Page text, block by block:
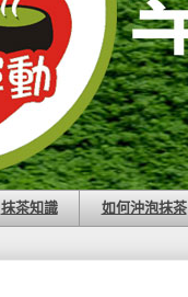
抹茶知識 如何沖泡抹茶